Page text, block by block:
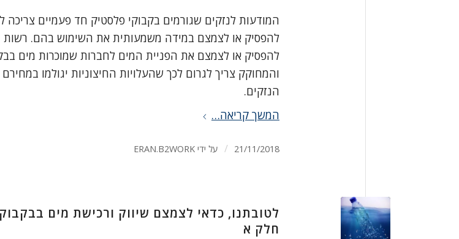
המודעות לנזקים שגורמים בקבוקי פלסטיק חד פעמיים צריכה
להפסיק או לצמצם במידה משמעותית את השימוש בהם. רשות
להפסיק או לצמצם את הפניית המים לחברות שמוכרות מים
והמחוקק צריך לגרום לכך שהעלויות החיצוניות יגולמו במחירם
הנזקים.
המשך קריאה…
21/11/2018
/ על ידי ERAN.B2WORK
לטובתנו, כדאי לצמצם שיווק ורכישת מים
חלק א